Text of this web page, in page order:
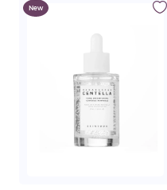
New